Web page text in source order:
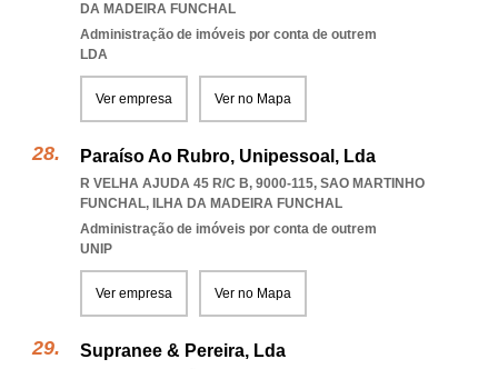
DA MADEIRA FUNCHAL
Administração de imóveis por conta de outrem
LDA
Ver empresa Ver no Mapa
Paraíso Ao Rubro, Unipessoal, Lda
R VELHA AJUDA 45 R/C B, 9000-115, SAO MARTINHO
FUNCHAL, ILHA DA MADEIRA FUNCHAL
Administração de imóveis por conta de outrem
UNIP
Ver empresa Ver no Mapa
Supranee & Pereira, Lda